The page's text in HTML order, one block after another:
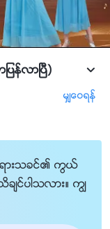
ပန္လာၿပီ)
မွ်ေဝရန္
ားသခင္၏ ကြယ္
ပါသလား။ ကြၽ